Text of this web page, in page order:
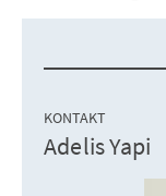
KONTAKT
Adelis Yapi